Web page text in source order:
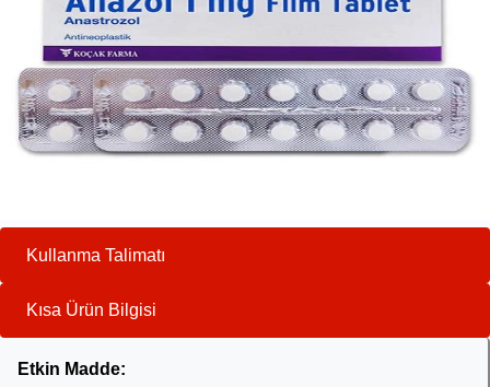
Kullanma Talimatı
Kısa Ürün Bilgisi
Etkin Madde: